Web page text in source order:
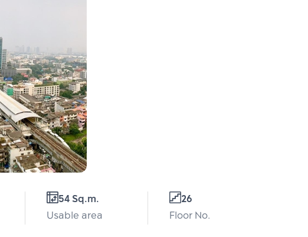
54 Sq.m.
Usable area
26
Floor No.